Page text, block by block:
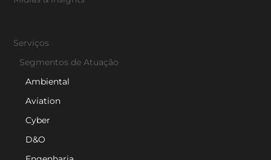
Serviços
Segmentos de Atuação
Ambiental
Aviation
Cyber
D&O